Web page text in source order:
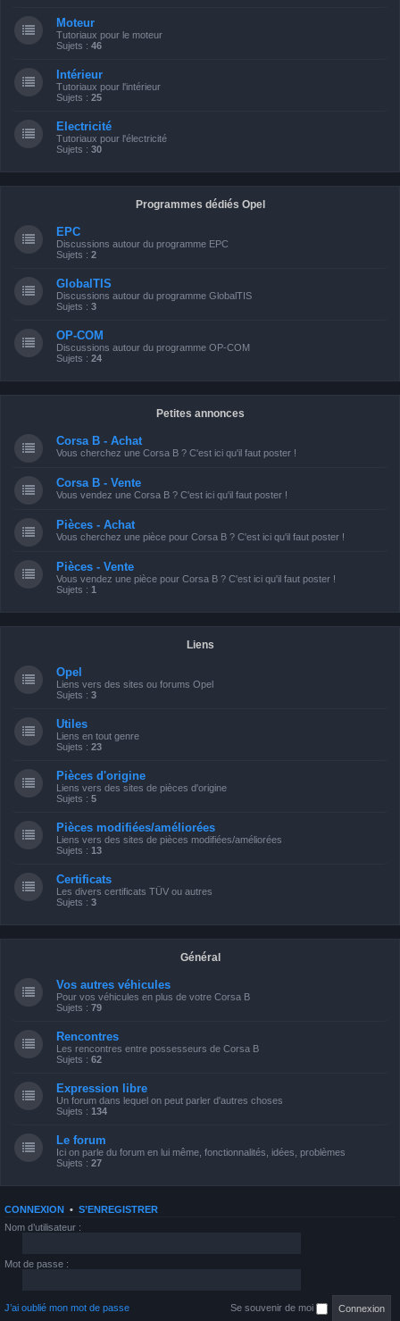
Moteur
Tutoriaux pour le moteur
Sujets : 46
Intérieur
Tutoriaux pour l'intérieur
Sujets : 25
Electricité
Tutoriaux pour l'électricité
Sujets : 30
Programmes dédiés Opel
EPC
Discussions autour du programme EPC
Sujets : 2
GlobalTIS
Discussions autour du programme GlobalTIS
Sujets : 3
OP-COM
Discussions autour du programme OP-COM
Sujets : 24
Petites annonces
Corsa B - Achat
Vous cherchez une Corsa B ? C'est ici qu'il faut poster !
Corsa B - Vente
Vous vendez une Corsa B ? C'est ici qu'il faut poster !
Pièces - Achat
Vous cherchez une pièce pour Corsa B ? C'est ici qu'il faut poster !
Pièces - Vente
Vous vendez une pièce pour Corsa B ? C'est ici qu'il faut poster !
Sujets : 1
Liens
Opel
Liens vers des sites ou forums Opel
Sujets : 3
Utiles
Liens en tout genre
Sujets : 23
Pièces d'origine
Liens vers des sites de pièces d'origine
Sujets : 5
Pièces modifiées/améliorées
Liens vers des sites de pièces modifiées/améliorées
Sujets : 13
Certificats
Les divers certificats TÜV ou autres
Sujets : 3
Général
Vos autres véhicules
Pour vos véhicules en plus de votre Corsa B
Sujets : 79
Rencontres
Les rencontres entre possesseurs de Corsa B
Sujets : 62
Expression libre
Un forum dans lequel on peut parler d'autres choses
Sujets : 134
Le forum
Ici on parle du forum en lui même, fonctionnalités, idées, problèmes
Sujets : 27
CONNEXION • S’ENREGISTRER
Nom d’utilisateur :
Mot de passe :
J’ai oublié mon mot de passe Se souvenir de moi